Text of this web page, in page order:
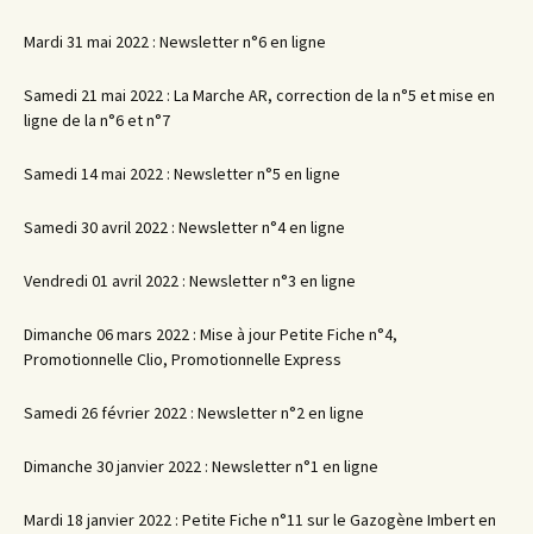
Mardi 31 mai 2022 : Newsletter n°6 en ligne
Samedi 21 mai 2022 : La Marche AR, correction de la n°5 et mise en
ligne de la n°6 et n°7
Samedi 14 mai 2022 : Newsletter n°5 en ligne
Samedi 30 avril 2022 : Newsletter n°4 en ligne
Vendredi 01 avril 2022 : Newsletter n°3 en ligne
Dimanche 06 mars 2022 : Mise à jour Petite Fiche n°4,
Promotionnelle Clio, Promotionnelle Express
Samedi 26 février 2022 : Newsletter n°2 en ligne
Dimanche 30 janvier 2022 : Newsletter n°1 en ligne
Mardi 18 janvier 2022 : Petite Fiche n°11 sur le Gazogène Imbert en